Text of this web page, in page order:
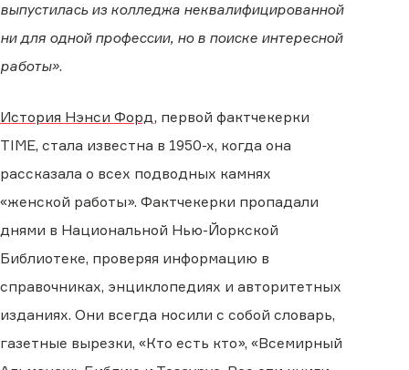
выпустилась из колледжа неквалифицированной
ни для одной профессии, но в поиске интересной
работы».
История Нэнси Форд, первой фактчекерки
TIME, стала известна в 1950-х, когда она
рассказала о всех подводных камнях
«женской работы». Фактчекерки пропадали
днями в Национальной Нью-Йоркской
Библиотеке, проверяя информацию в
справочниках, энциклопедиях и авторитетных
изданиях. Они всегда носили с собой словарь,
газетные вырезки, «Кто есть кто», «Всемирный